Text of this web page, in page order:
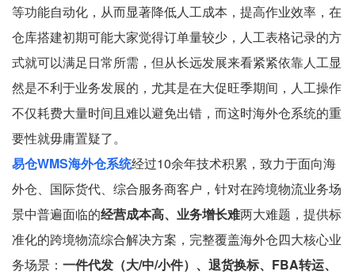
等功能自动化，从而显著降低人工成本，提高作业效率，在
仓库搭建初期可能大家觉得订单量较少，人工表格记录的方
式就可以满足日常所需，但从长远发展来看紧紧依靠人工显
然是不利于业务发展的，尤其是在大促旺季期间，人工操作
不仅耗费大量时间且难以避免出错，而这时海外仓系统的重
要性就毋庸置疑了。
易仓WMS海外仓系统经过10余年技术积累，致力于面向海
外仓、国际货代、综合服务商客户，针对在跨境物流业务场
景中普遍面临的经营成本高、业务增长难两大难题，提供标
准化的跨境物流综合解决方案，完整覆盖海外仓四大核心业
务场景： 一件代发（大/中/小件）、退货换标、FBA转运、